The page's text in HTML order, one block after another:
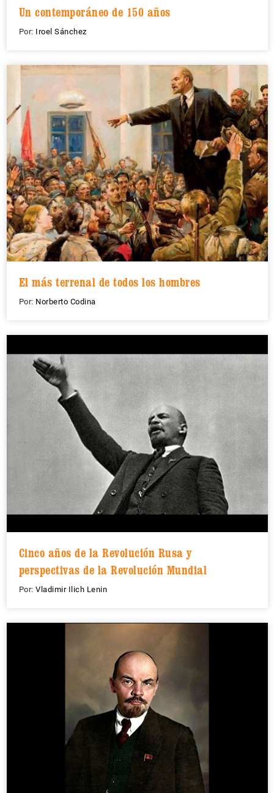
Un contemporáneo de 150 años
Por: Iroel Sánchez
El más terrenal de todos los hombres
Por: Norberto Codina
Cinco años de la Revolución Rusa y
perspectivas de la Revolución Mundial
Por: Vladimir Ilich Lenin